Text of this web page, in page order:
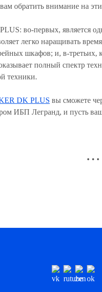
обратить внимание на эти
во-первых, является
легко наращивать
шкафов; и, в-
полный спектр
техники.
DK PLUS вы сможете
ИБП Легранд, и пусть
• • •